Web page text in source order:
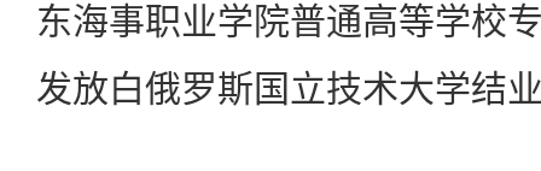
东海事职业学院普通高等学校
发放白俄罗斯国立技术大学结